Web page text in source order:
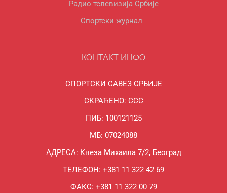
Радио телевизија Србије
Спортски журнал
КОНТАКТ ИНФО
СПОРТСКИ САВЕЗ СРБИЈЕ
СКРАЋЕНО: ССС
ПИБ: 100121125
МБ: 07024088
АДРЕСА: Кнеза Михаила 7/2, Београд
ТЕЛЕФОН: +381 11 322 42 69
ФАКС: +381 11 322 00 79